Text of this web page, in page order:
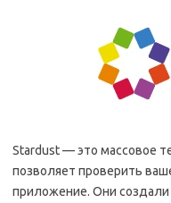
Stardust — это массовое
позволяет проверить
приложение. Они